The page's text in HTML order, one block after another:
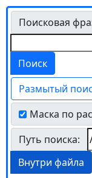
Поисковая
Размытый
Маска по
Путь поиска:
Внутри файла